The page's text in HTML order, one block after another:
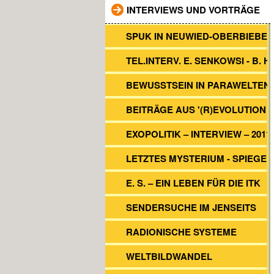
INTERVIEWS UND VORTRÄGE
SPUK IN NEUWIED-OBERBIEBER
TEL.INTERV. E. SENKOWSI - B.
BEWUSSTSEIN IN PARAWELTEN
BEITRÄGE AUS '(R)EVOLUTION
EXOPOLITIK – INTERVIEW – 2011
LETZTES MYSTERIUM -
E. S. – EIN LEBEN FÜR DIE ITK
SENDERSUCHE IM JENSEITS
RADIONISCHE SYSTEME
WELTBILDWANDEL